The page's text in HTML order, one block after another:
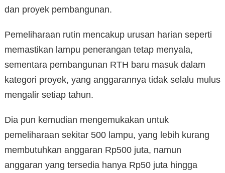
dan proyek pembangunan.
Pemeliharaan rutin mencakup urusan harian seperti
memastikan lampu penerangan tetap menyala,
sementara pembangunan RTH baru masuk dalam
kategori proyek, yang anggarannya tidak selalu mulus
mengalir setiap tahun.
Dia pun kemudian mengemukakan untuk
pemeliharaan sekitar 500 lampu, yang lebih kurang
membutuhkan anggaran Rp500 juta, namun
anggaran yang tersedia hanya Rp50 juta hingga